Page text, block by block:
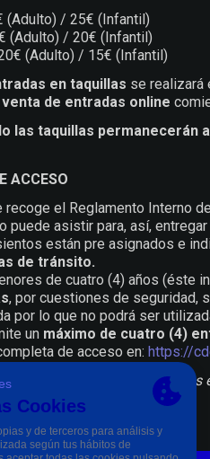
(Adulto) / 25€ (Infantil)
(Adulto) / 20€ (Infantil)
(Adulto) / 15€ (Infantil)
en taquillas se realizará
venta de entradas online
las taquillas permanecerán
ACCESO
recoge el Reglamento Interno
puede asistir para, así,
están pre asignados e
de tránsito.
de cuatro (4) años (éste
, por cuestiones de seguridad,
por lo que no podrá ser
un máximo de cuatro (4)
de acceso en: https://
corresponde a las edades